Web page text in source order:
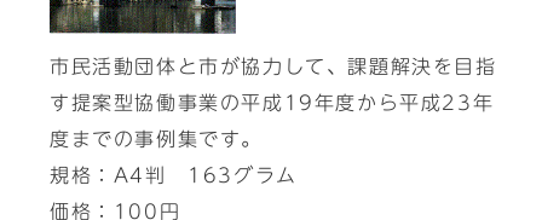
市民活動団体と市が協力して、課題解決を目指
す提案型協働事業の平成19年度から平成23年
度までの事例集です。
規格：A4判 163グラム
価格：100円